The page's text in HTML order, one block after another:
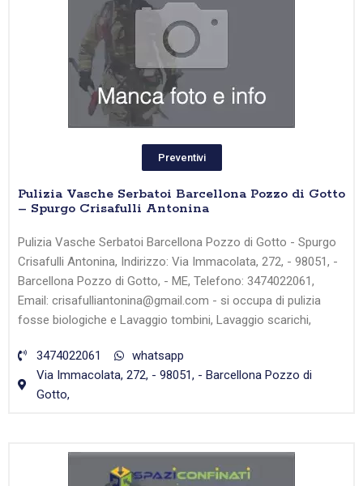
Preventivi
Pulizia Vasche Serbatoi Barcellona Pozzo di Gotto
– Spurgo Crisafulli Antonina
Pulizia Vasche Serbatoi Barcellona Pozzo di Gotto - Spurgo
Crisafulli Antonina, Indirizzo: Via Immacolata, 272, - 98051, -
Barcellona Pozzo di Gotto, - ME, Telefono: 3474022061,
Email: crisafulliantonina@gmail.com - si occupa di pulizia
fosse biologiche e Lavaggio tombini, Lavaggio scarichi,
3474022061
whatsapp
Via Immacolata, 272, - 98051, - Barcellona Pozzo di
Gotto,